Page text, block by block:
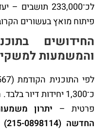
לכ־233,000
פיתוח מואץ בעשורים
החידושים
והמשמעות
כ־1,300 יחידות
פרטית – יתרון
החדשה (215-0898114)